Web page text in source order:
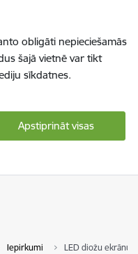
obligāti nepieciešamās
šajā vietnē var tikt
sīkdatnes.
Apstiprināt visas
Iepirkumi LED diožu ekrānu,